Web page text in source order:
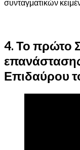
συνταγματικών
4. Το πρώτο
Επιδαύρου